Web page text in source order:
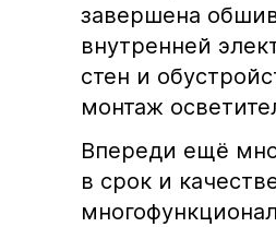
завершена
внутренней
стен и
монтаж
Впереди ещё
в срок и